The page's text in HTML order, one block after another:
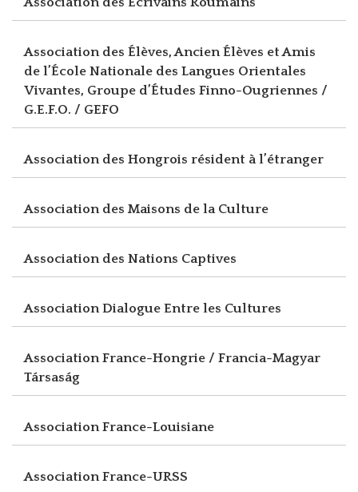
Association des Élèves, Ancien Élèves et Amis
de l’École Nationale des Langues Orientales
Vivantes, Groupe d’Études Finno-Ougriennes /
G.E.F.O. / GEFO
Association des Hongrois résident à l’étranger
Association des Maisons de la Culture
Association des Nations Captives
Association Dialogue Entre les Cultures
Association France-Hongrie / Francia-Magyar
Társaság
Association France-Louisiane
Association France-URSS